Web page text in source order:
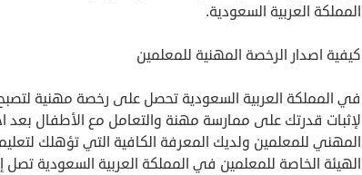
المملكة العربية السعودية.
كيفية اصدار الرخصة المهنية للمعلمين
في المملكة العربية السعودية تحصل على رخصة مهنية
لإثبات قدرتك على ممارسة مهنة والتعامل مع الأطفال بعد
المهني للمعلمين ولديك المعرفة الكافية التي تؤهلك
الهيئة الخاصة للمعلمين في المملكة العربية السعودية تصل إلى 38